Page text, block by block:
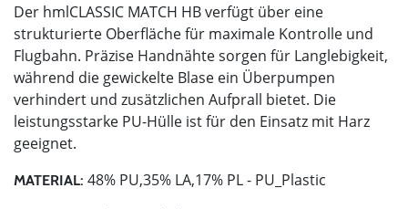
Der hmlCLASSIC MATCH HB verfügt über eine
strukturierte Oberfläche für maximale Kontrolle und
Flugbahn. Präzise Handnähte sorgen für Langlebigkeit,
während die gewickelte Blase ein Überpumpen
verhindert und zusätzlichen Aufprall bietet. Die
leistungsstarke PU-Hülle ist für den Einsatz mit Harz
geeignet.
MATERIAL: 48% PU,35% LA,17% PL - PU_Plastic